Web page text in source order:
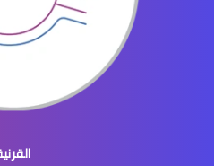
ثقوب الشبكية